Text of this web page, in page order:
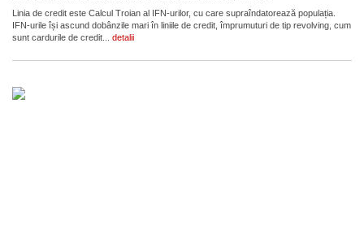
Linia de credit este Calcul Troian al IFN-urilor, cu care supraîndatorează populația.
IFN-urile își ascund dobânzile mari în liniile de credit, împrumuturi de tip revolving, cum
sunt cardurile de credit... detalii